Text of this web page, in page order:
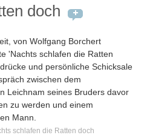
und Information zu Wünschen
doch
von Wolfgang Borchert
'Nachts schlafen die Ratten
und persönliche Schicksale
zwischen dem
Leichnam seines Bruders davor
zu werden und einem
Mann.
schlafen die Ratten doch